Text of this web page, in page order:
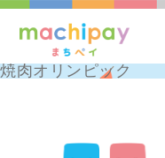
焼肉オリンピック